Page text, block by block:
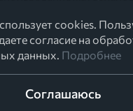
правообладателя.
к нам по адресу
cookies.
согласие на
данных. Подробнее
Соглашаюсь